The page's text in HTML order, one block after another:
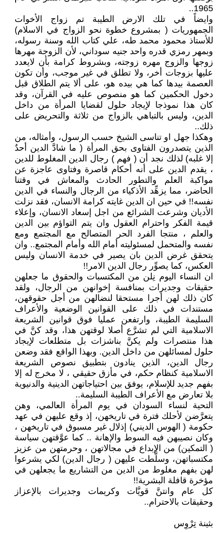
1965..
وايضاً في تلك الارض الطيبة تم زواج الأخوات
الجمهوريات ( بمشروع خطوة نحو الزواج في الاسلام)
للأستاذ محمود محمد طه، علي كتاب الله وسنة رسوله،
وبمهر رمزي قدره واحد جنيه سوداني، لأن الزوجة مهرها
زوجها والزوج مهره زوجته، وبشروط كرامة بأن لايعدد
عليها بزوجات أخر، ولا تطلق في غير موجب، وأن تكون
العصمة بيدها كما هي بيده هو، على ألا يتم الطلاق قبل
دخول الحكمين كما هو منصوص عليه في القرآن، وقد
كان هذا نموذجا لإيجاد حلول لقضايا المرأة من داخل
الدين، وليس بالتباهي بالزواج من ثلاثة والتحريض على
ذلك..
وهكذا جهل او تناسى الشيخ حسب الرسول، وأمثاله، من
الذين يتصدرون الفتاوى بحق المرأة ( ما شادَّ الدين أحدٌ
إلا غلبه) لذلك نجد أن ( فهم ) رجال الدين المغلوط للدين
، يقدم الدين على أنه أحكام قاصرة وفتاوى عاجزة عن
مواكبة العلم والتطور الحادث والمعاش في وقتنا
الحاضر، مما يزهِّد الأذكياء من الرجال والنساء في الدين
نفسه!! في حين ان الدين غايته كرامة الانسان، فقد نزلت
الأديان وشرعت الشرائع من اجل إسعاد الانسان، وإعلاء
قيمة الفكر واحترام العقول وان يتم التواؤم بين الدين
والعلم ، منتجا الفرد الحر المتصالح مع المجتمع ومع
نفسه والمتحمل لمسئوليته أمام الله وأمام المجتمع.. وان
يتحقق غرض الدين بان يصير في خدمة الانسان وليس
العكس، كما يصوِّر رجال الدين الامر!!
ان النساء اليوم نِلن من المكتسبات والحقوق ما جعلهن
حقيقات وجديرات بمنافسة إخوانهن من الرجال، ولقد
كان ذلك لهن أجرا مستحقا لنضالهن من أجل حقوقهن،
مستندات في ذلك على القوانين الوضعية والأعراف
السليمة الطيبة، وارتفعن عمليا فوق قوانين الشريعة
الاسلامية التي لم تشرَّع أصلا لوقتهن هذا، وقد كنَّ في
هذا منتصرات ولم يكنَّ بناشزات بل متطلعات لإيجاد
حلول لمسائلهن من داخل الدين. وبهذا الواقع فقد وضعن
رجال الدين، الذين ينادون بتطبيق نصوص الشريعة
الاسلامية كنظام حكم، في مأزق حقيقي ، لا مخرج له إلا
بفهم جديد للإسلام، يوفق بين احتياجاتهن الدينية والدنيوية
بلا تعارض مع الأعراف الطيبة السليمة..
التحية لنساء السودان في يوم المرأة العالمي، وهن
يتعرَّضن لأحلك فترة في تاريخهن، إذ وقع عليهن في عهد
حكومة ( الهوس الديني) إذلال غير مسبوق في تاريخهن ،
وكان نصيبهن فيه السوط والإهانة .. كما عوَّقتهن سياسة
( التمكين) من الإبداع في مجالاتهن ، وحرمتهن من عزيز
مكتسباتهن، وسلَّطت عليهن ( رجال الدين) لكي يشرعوا
لهن بفهم مغلوط من الدين من التشاريع ما يجعلهن في
مؤخرة قافلة البشرية!!
كل عام وانتنَّ قويَّات وكريمات وجديرات بالإعزاز
وحقيقات بالاحترام..
بثينة تِرْوِس